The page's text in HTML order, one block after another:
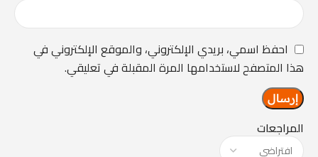
المراجعات
احفظ اسمي، بريدي الإلكتروني، والموقع الإلكتروني في
هذا المتصفح لاستخدامها المرة المقبلة في تعليقي.